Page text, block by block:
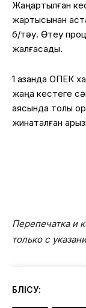
Жаңартылған
жартысынан
б/тәу. Өтеу
жалғасады.
1 қазанда ОПЕК
жаңа кестеге
аясында толық
жинақталған
Перепечатка и
только с
БӨЛІСУ: